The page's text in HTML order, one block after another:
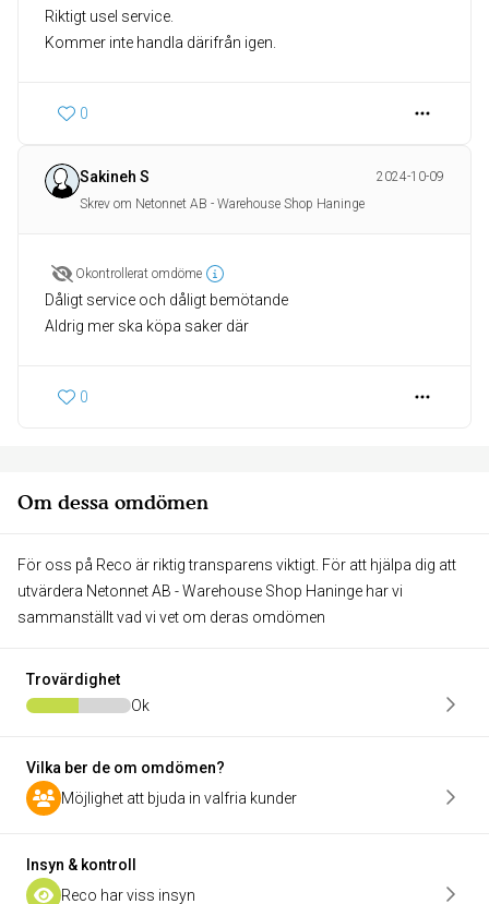
Om dessa omdömen
För oss på Reco är riktig transparens viktigt. För att hjälpa dig att
utvärdera Netonnet AB - Warehouse Shop Haninge har vi
sammanställt vad vi vet om deras omdömen
Trovärdighet
Ok
Vilka ber de om omdömen?
Möjlighet att bjuda in valfria kunder
Insyn & kontroll
Reco har viss insyn
Riktigt usel service.
0
Sakineh S
2024-10-09
Skrev om Netonnet AB - Warehouse Shop Haninge
Okontrollerat omdöme
Dåligt service och dåligt bemötande
Aldrig mer ska köpa saker där
0